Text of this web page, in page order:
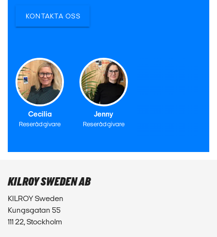
KONTAKTA OSS
Cecilia
Reserådgivare
Jenny
Reserådgivare
KILROY SWEDEN AB
KILROY Sweden
Kungsgatan 55
111 22, Stockholm